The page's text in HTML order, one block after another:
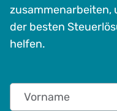
zusammenarbeiten,
der besten
helfen.
Vorname